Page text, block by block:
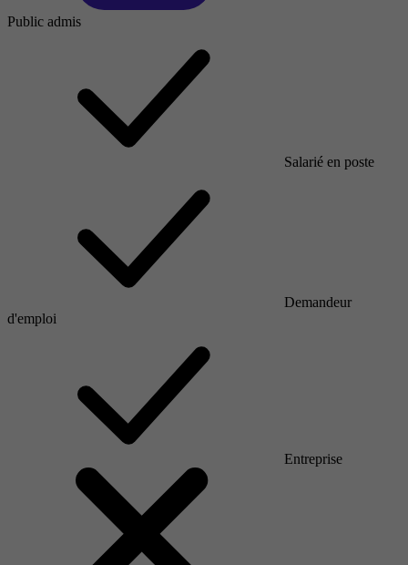
Public admis
Salarié en poste
Demandeur
d'emploi
Entreprise